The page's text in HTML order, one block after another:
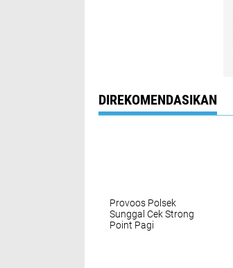
DIREKOMENDASIKAN
Provoos Polsek
Sunggal Cek Strong
Point Pagi